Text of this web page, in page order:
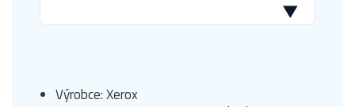
▼
Výrobce: Xerox